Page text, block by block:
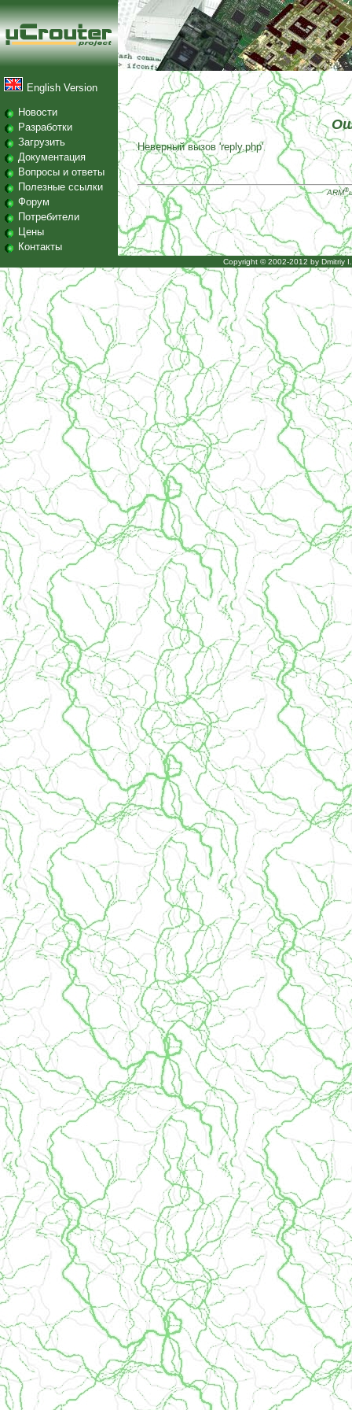
English Version
Новости
Разработки
Загрузить
Документация
Вопросы и ответы
Полезные ссылки
Форум
Потребители
Цены
Контакты
Неверный вызов 'reply.php'
ARM®
Copyright © 2002-2012 by Dmitriy